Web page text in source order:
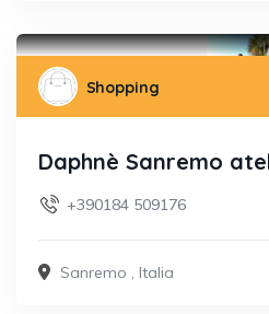
Shopping
Daphnè Sanremo
+390184 509176
Sanremo , Italia